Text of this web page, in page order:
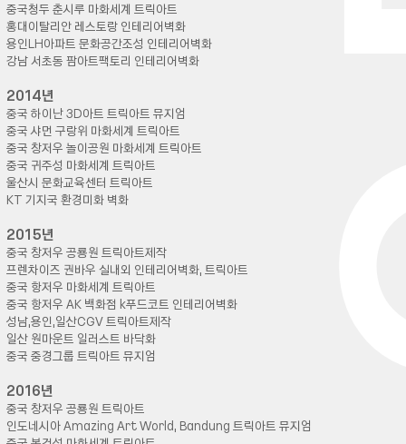
중국청두 춘시루 마화세계 트릭아트
홍대이탈리안 레스토랑 인테리어벽화
용인LH아파트 문화공간조성 인테리어벽화
강남 서초동 팜아트팩토리 인테리어벽화
2014년
중국 하이난 3D아트 트릭아트 뮤지엄
중국 샤먼 구랑위 마화세계 트릭아트
중국 창저우 놀이공원 마화세계 트릭아트
중국 귀주성 마화세계 트릭아트
울산시 문화교육센터 트릭아트
KT 기지국 환경미화 벽화
2015년
중국 창저우 공룡원 트릭아트제작
프렌차이즈 권바우 실내외 인테리어벽화, 트릭아트
중국 항저우 마화세계 트릭아트
중국 항저우 AK 백화점 k푸드코트 인테리어벽화
성남,용인,일산CGV 트릭아트제작
일산 원마운트 일러스트 바닥화
중국 중경그룹 트릭아트 뮤지엄
2016년
중국 창저우 공룡원 트릭아트
인도네시아 Amazing Art World, Bandung 트릭아트 뮤지엄